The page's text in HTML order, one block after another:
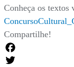
Conheça os textos
Compartilhe!
Facebook